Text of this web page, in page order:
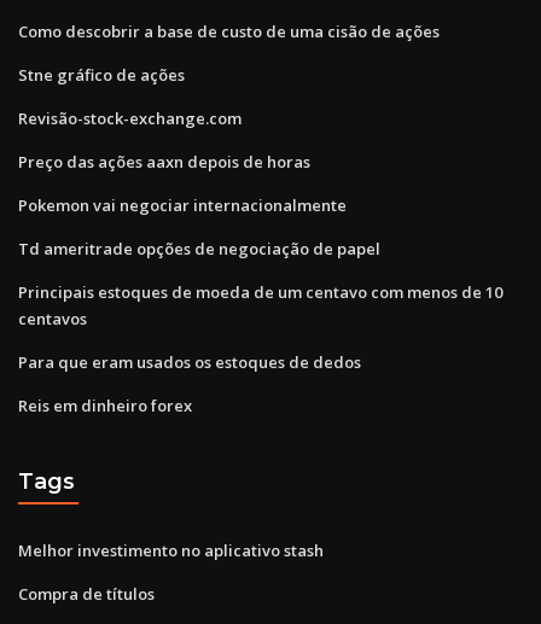
Como descobrir a base de custo de uma cisão de ações
Stne gráfico de ações
Revisão-stock-exchange.com
Preço das ações aaxn depois de horas
Pokemon vai negociar internacionalmente
Td ameritrade opções de negociação de papel
Principais estoques de moeda de um centavo com menos de 10
centavos
Para que eram usados ​​os estoques de dedos
Reis em dinheiro forex
Tags
Melhor investimento no aplicativo stash
Compra de títulos